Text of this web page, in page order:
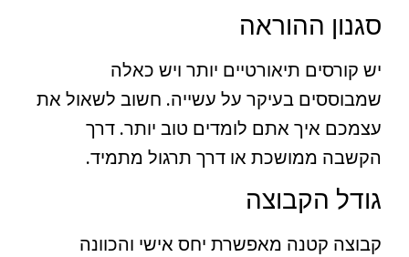
סגנון ההוראה
יש קורסים תיאורטיים יותר ויש כאלה
שמבוססים בעיקר על עשייה. חשוב לשאול את
עצמכם איך אתם לומדים טוב יותר. דרך
הקשבה ממושכת או דרך תרגול מתמיד.
גודל הקבוצה
קבוצה קטנה מאפשרת יחס אישי והכוונה